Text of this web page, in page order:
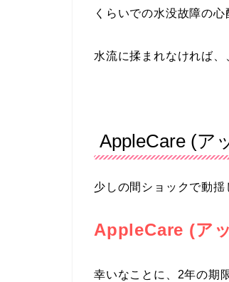
くらいでの水没故障の心
水流に揉まれなければ、
AppleCare (ア
少しの間ショックで動
AppleCare (ア
幸いなことに、2年の期